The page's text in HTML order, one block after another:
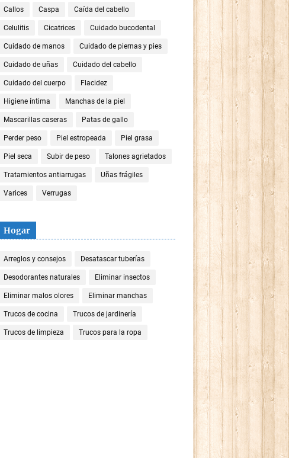
Callos Caspa Caída del cabello
Celulitis Cicatrices Cuidado bucodental
Cuidado de manos Cuidado de piernas y pies
Cuidado de uñas Cuidado del cabello
Cuidado del cuerpo Flacidez
Higiene íntima Manchas de la piel
Mascarillas caseras Patas de gallo
Perder peso Piel estropeada Piel grasa
Piel seca Subir de peso Talones agrietados
Tratamientos antiarrugas Uñas frágiles
Varices Verrugas
Hogar
Arreglos y consejos Desatascar tuberías
Desodorantes naturales Eliminar insectos
Eliminar malos olores Eliminar manchas
Trucos de cocina Trucos de jardinería
Trucos de limpieza Trucos para la ropa